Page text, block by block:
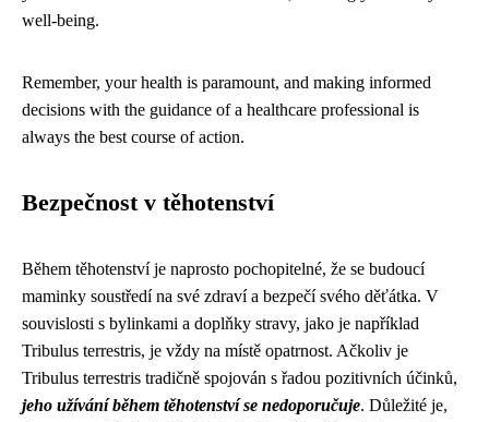
well-being.
Remember, your health is paramount, and making informed
decisions with the guidance of a healthcare professional is
always the best course of action.
Bezpečnost v těhotenství
Během těhotenství je naprosto pochopitelné, že se budoucí
maminky soustředí na své zdraví a bezpečí svého děťátka. V
souvislosti s bylinkami a doplňky stravy, jako je například
Tribulus terrestris, je vždy na místě opatrnost. Ačkoliv je
Tribulus terrestris tradičně spojován s řadou pozitivních účinků,
jeho užívání během těhotenství se nedoporučuje. Důležité je,